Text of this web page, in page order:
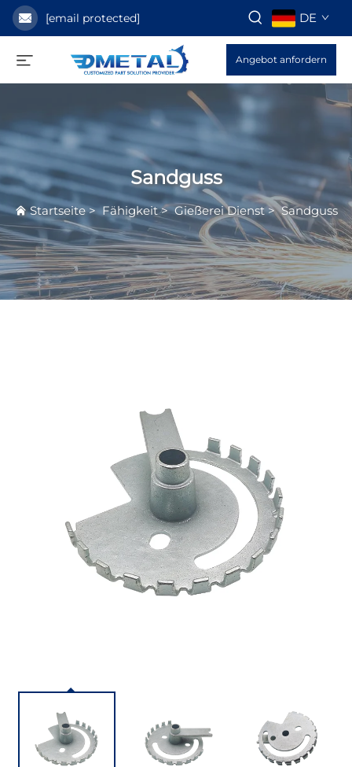
[email protected] DE
Angebot anfordern
Sandguss
Startseite>Fähigkeit>Gießerei Dienst>Sandguss